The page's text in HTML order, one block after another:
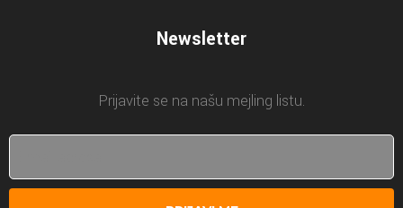
Newsletter
Prijavite se na našu mejling listu.